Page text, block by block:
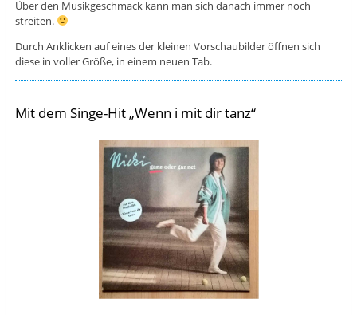
Über den Musikgeschmack kann man sich danach immer noch
streiten.
Durch Anklicken auf eines der kleinen Vorschaubilder öffnen sich
diese in voller Größe, in einem neuen Tab.
Mit dem Singe-Hit „Wenn i mit dir tanz“